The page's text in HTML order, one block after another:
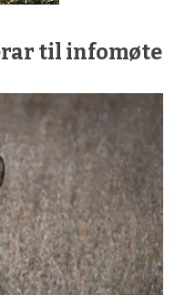
til infomøte